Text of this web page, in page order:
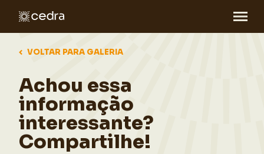
VOLTAR PARA GALERIA
Achou essa
informação
interessante?
Compartilhe!